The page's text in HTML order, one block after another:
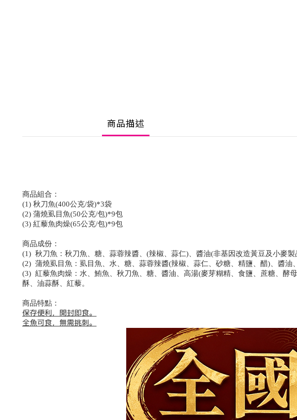
商品描述
商品組合：
(1) 秋刀魚(400公克/袋)*3袋
(2) 蒲燒虱目魚(50公克/包)*9包
(3) 紅藜魚肉燥(65公克/包)*9包
商品成份：
(1) 秋刀魚：秋刀魚、糖、蒜蓉辣醬、(辣椒、蒜仁)、醬油(非基因改造黃豆及小麥製
(2) 蒲燒虱目魚：虱目魚、水、糖、蒜蓉辣醬(辣椒、蒜仁、砂糖、精鹽、醋)、醬
(3) 紅藜魚肉燥：水、鮪魚、秋刀魚、糖、醬油、高湯(麥芽糊精、食鹽、蔗糖、酵
酥、油蒜酥、紅藜。
商品特點：
保存便利，開封即食。
全魚可食，無需挑刺。